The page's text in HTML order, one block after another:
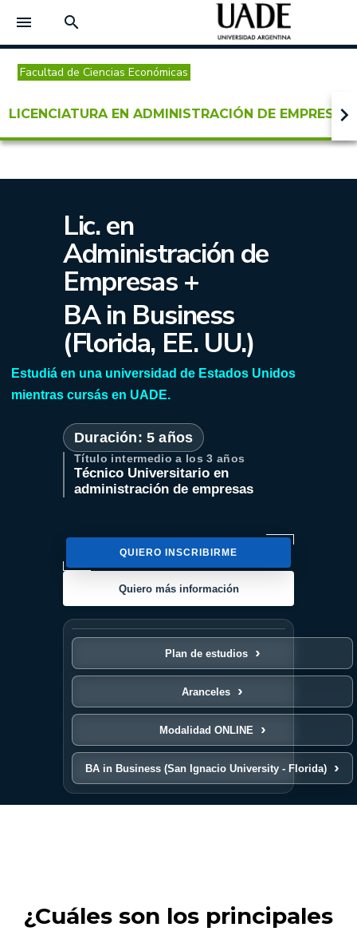
menu search
Facultad de Ciencias Económicas
LICENCIATURA EN ADMINISTRACIÓN DE keyboard_arrow_right
Lic. en
Administración de
Empresas+
BA in Business
(Florida, EE. UU.)
Estudiá en una universidad de Estados Unidos
mientras cursás en UADE.
Duración: 5 años
Título intermedio a los3 años
Técnico Universitario en
administración de empresas
QUIERO INSCRIBIRME
Quiero más información
Plan de estudios
Aranceles
Modalidad ONLINE
BA in Business (San Ignacio University - Florida)
¿Cuáles son los principales